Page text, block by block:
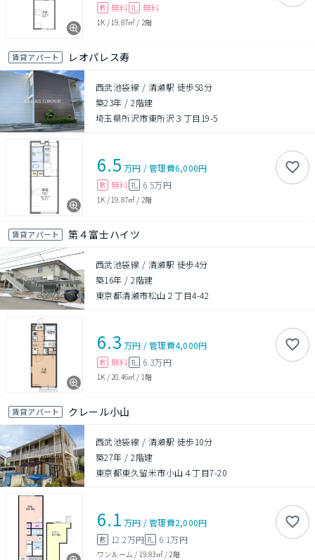
敷 無料 礼 無料
1K / 19.87㎡ / 2階
賃貸アパート レオパレス寿
西武池袋線 / 清瀬駅 徒歩58分
築23年 /2階建
埼玉県所沢市東所沢３丁目19-5
6.5 万円 /管理費6,000円
敷 無料 礼 6.5万円
1K / 19.87㎡ / 2階
賃貸アパート 第４富士ハイツ
西武池袋線 / 清瀬駅 徒歩4分
築16年 /2階建
東京都清瀬市松山２丁目4-42
6.3 万円 /管理費4,000円
敷 無料 礼 6.3万円
1K / 20.46㎡ / 1階
賃貸アパート クレール小山
西武池袋線 / 清瀬駅 徒歩10分
築27年 /2階建
東京都東久留米市小山４丁目7-20
6.1 万円 /管理費2,000円
敷 12.2万円 礼 6.1万円
ワンルーム / 19.83㎡/ 2階